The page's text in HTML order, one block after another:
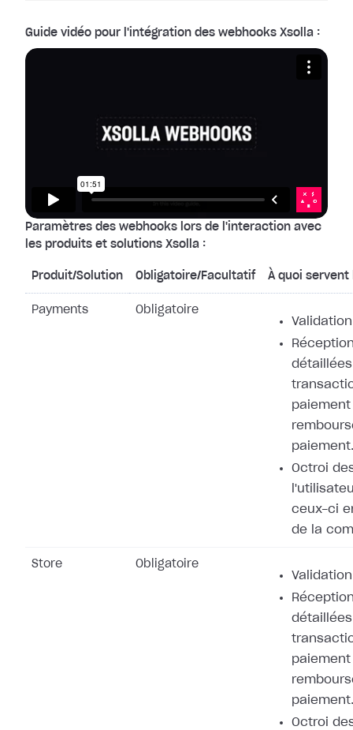
Guide vidéo pour l'intégration des webhooks Xsolla :
Paramètres des webhooks lors de l'interaction avec
les produits et solutions Xsolla :
Produit/Solution Obligatoire/Facultatif À quoi servent
Payments Obligatoire
paiement.
Octroi
ceux-ci
de la
Store Obligatoire
paiement.
Octroi